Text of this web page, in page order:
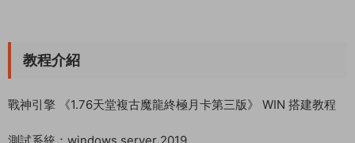
解壓服務端到D盤根目錄：
D:\
進入必備文件夾安裝環境